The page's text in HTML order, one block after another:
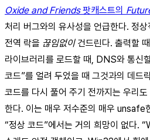
Oxide and Friends팟캐스트의
처리 버그와의 유사성을 언급한다. 정
전역 락을 끊임없이건드린다. 출력할
라이브러리를 로드할 때, DNS와 통신
코드”를 얼려 두었을 때 그것과의 데드
코드를 다시 풀어 주기 전까지는 우리
한다. 이는 매우 저수준의 매우 unsafe
“정상 코드”에서는 거의 희망이 없다.